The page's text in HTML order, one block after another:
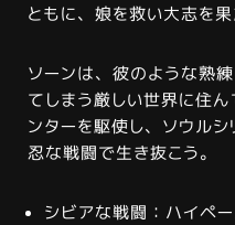
ともに、娘を救い大志を
ソーンは、彼のような熟
てしまう厳しい世界に住
ンターを駆使し、ソウル
忍な戦闘で生き抜こう。
シビアな戦闘：ハイペ